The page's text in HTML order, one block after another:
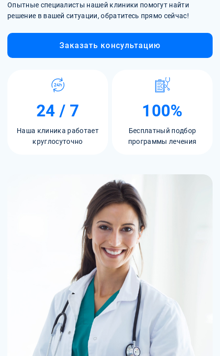
Опытные специалисты нашей клиники помогут найти
решение в вашей ситуации, обратитесь прямо сейчас!
Заказать консультацию
24 / 7
Наша клиника работает
круглосуточно
100%
Бесплатный подбор
программы лечения